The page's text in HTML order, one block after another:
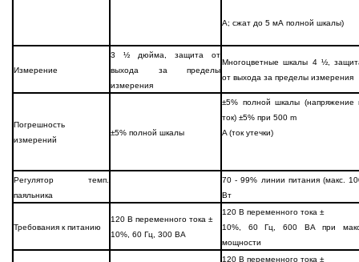
A; сжат до 5 мА полной шкалы)
Измерение
3 ½ дюйма, защита от
выхода за пределы
измерения
Многоцветные шкалы 4 ½,
от выхода за пределы измерения
Погрешность
измерений
±5% полной шкалы
±5% полной шкалы (напряжение
ток) ±5% при 500 m
A (ток утечки)
Регулятор темп.
паяльника
70 - 99% линии питания (макс.
Вт
Требования к питанию
120 В переменного тока ±
10%, 60 Гц, 300 ВА
120 В переменного тока ±
10%, 60 Гц, 600 ВА при
мощности
120 В переменного тока ±